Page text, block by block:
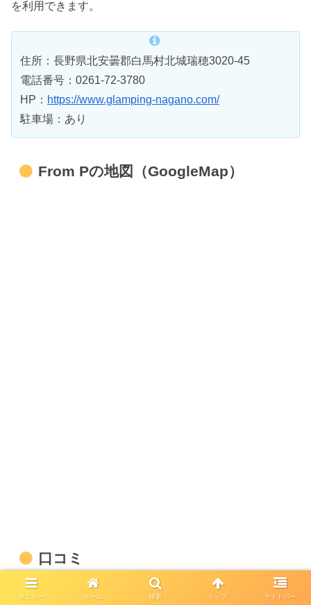
を利用できます。
住所：長野県北安曇郡白馬村北城瑞穂3020-45
電話番号：0261-72-3780
HP： https://www.glamping-nagano.com/
駐車場：あり
From Pの地図（GoogleMap）
口コミ
メニュー ホーム 検索 トップ サイドバー